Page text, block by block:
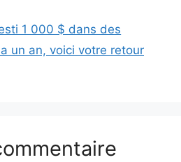
1 000 $ dans des
un an, voici votre retour